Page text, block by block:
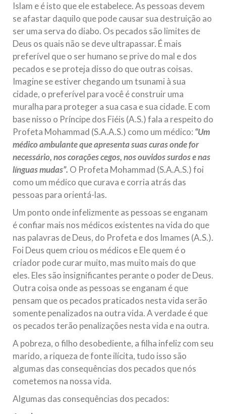
Islam e é isto que ele estabelece. As pessoas devem
se afastar daquilo que pode causar sua destruição ao
ser uma serva do diabo. Os pecados são limites de
Deus os quais não se deve ultrapassar. É mais
preferível que o ser humano se prive do mal e dos
pecados e se proteja disso do que outras coisas.
Imagine se estiver chegando um tsunami à sua
cidade, o preferível para você é construir uma
muralha para proteger a sua casa e sua cidade. E com
base nisso o Príncipe dos Fiéis (A.S.) fala a respeito do
Profeta Mohammad (S.A.A.S.) como um médico: “Um
médico ambulante que apresenta suas curas onde for
necessário, nos corações cegos, nos ouvidos surdos e nas
línguas mudas”. O Profeta Mohammad (S.A.A.S.) foi
como um médico que curava e corria atrás das
pessoas para orientá-las.
Um ponto onde infelizmente as pessoas se enganam
é confiar mais nos médicos existentes na vida do que
nas palavras de Deus, do Profeta e dos Imames (A.S.).
Foi Deus quem criou os médicos e Ele quem é o
criador pode curar muito, mas muito mais do que
eles. Eles são insignificantes perante o poder de Deus.
Outra coisa onde as pessoas se enganam é que
pensam que os pecados praticados nesta vida serão
somente penalizados na outra vida. A verdade é que
os pecados terão penalizações nesta vida e na outra.
A pobreza, o filho desobediente, a filha infeliz com seu
marido, a riqueza de fonte ilícita, tudo isso são
algumas das consequências dos pecados que nós
cometemos na nossa vida.
Algumas das consequências dos pecados: